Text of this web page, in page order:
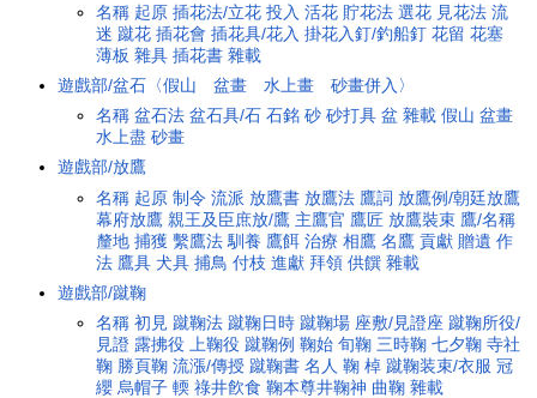
名稱 起原 插花法/立花 投入 活花 貯花法 選花 見花法 流
迷 蹴花 插花會 插花具/花入 掛花入釘/釣船釘 花留 花塞
薄板 雜具 插花書 雜載
遊戲部/盆石〈假山 盆畫 水上畫 砂畫併入〉
名稱 盆石法 盆石具/石 石銘 砂 砂打具 盆 雜載 假山 盆畫
水上盡 砂畫
遊戲部/放鷹
名稱 起原 制令 流派 放鷹書 放鷹法 鷹詞 放鷹例/朝廷放鷹
幕府放鷹 親王及臣庶放/鷹 主鷹官 鷹匠 放鷹裝束 鷹/名稱
釐地 捕獲 繫鷹法 馴養 鷹餌 治療 相鷹 名鷹 貢獻 贈遺 作
法 鷹具 犬具 捕鳥 付枝 進獻 拜領 供饌 雜載
遊戲部/蹴鞠
名稱 初見 蹴鞠法 蹴鞠日時 蹴鞠場 座敷/見證座 蹴鞠所役/
見證 露拂役 上鞠役 蹴鞠例 鞠始 旬鞠 三時鞠 七夕鞠 寺社
鞠 勝頁鞠 流漲/傳授 蹴鞠書 名人 鞠 棹 蹴鞠装束/衣服 冠
纓 烏帽子 輭 祿井飮食 鞠本尊井鞠神 曲鞠 雜載